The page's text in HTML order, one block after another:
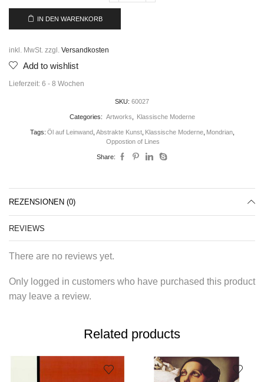
IN DEN WARENKORB
inkl. MwSt. zzgl. Versandkosten
Add to wishlist
Lieferzeit: 6 - 8 Wochen
SKU: 60027
Categories: Artworks Klassische Moderne
Tags: Öl auf Leinwand, Abstrakte Kunst, Klassische Moderne, Mondrian,
Oppostion of Lines
Share:
REZENSIONEN (0)
REVIEWS
There are no reviews yet.
Only logged in customers who have purchased this product
may leave a review.
Related products